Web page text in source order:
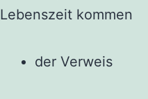
Lebenszeit kommen
der Verweis